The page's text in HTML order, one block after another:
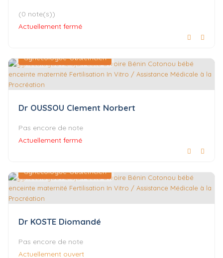
(0 note(s))
Actuellement fermé
Gynécologue-Obstétricien
Dr OUSSOU Clement Norbert
Pas encore de note
Actuellement fermé
Gynécologue-Obstétricien
Dr KOSTE Diomandé
Pas encore de note
Actuellement ouvert